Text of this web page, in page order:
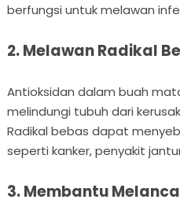
berfungsi untuk melawan
2. Melawan Radikal
Antioksidan dalam buah
melindungi tubuh dari
Radikal bebas dapat
seperti kanker, penyakit
3. Membantu